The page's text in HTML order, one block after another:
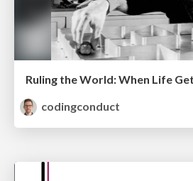
Ruling the World: When Life
codingconduct